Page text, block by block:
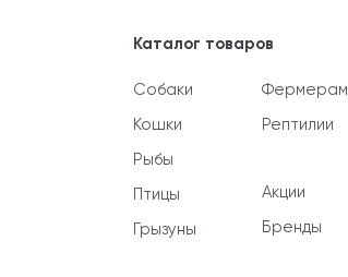
Каталог товаров
Собаки
Кошки
Рыбы
Птицы
Грызуны
Фермерам
Рептилии
Акции
Бренды